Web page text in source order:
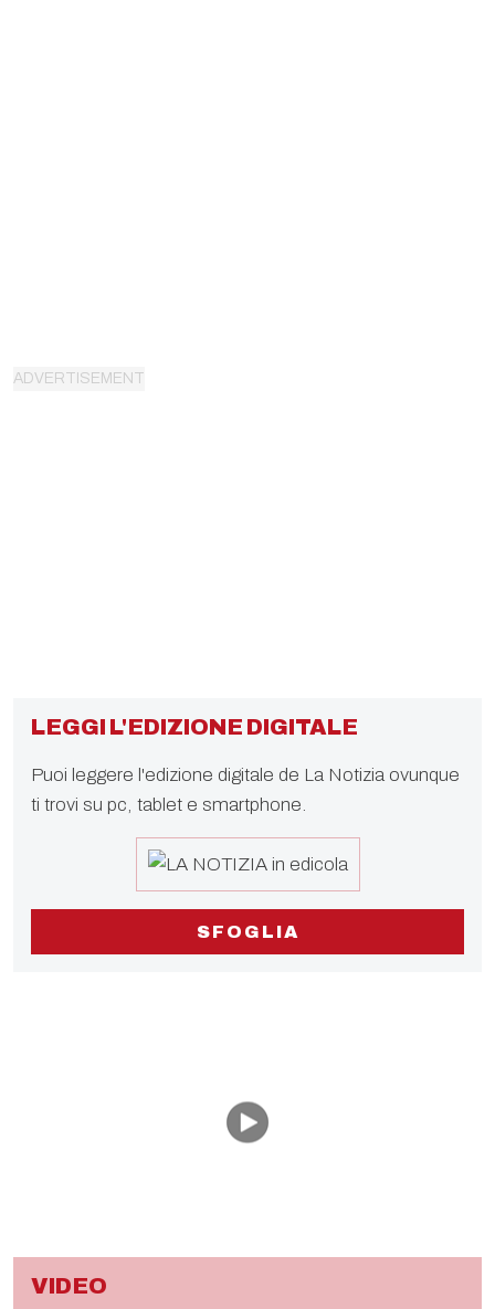
LEGGI L'EDIZIONE DIGITALE
Puoi leggere l'edizione digitale de La Notizia ovunque
ti trovi su pc, tablet e smartphone.
SFOGLIA
VIDEO